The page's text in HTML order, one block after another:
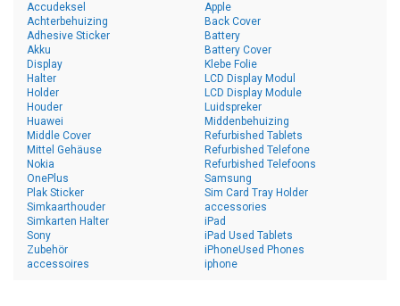
Accudeksel
Achterbehuizing
Adhesive Sticker
Akku
Apple
Back Cover
Battery
Battery Cover
Display
Halter
Holder
Houder
Huawei
Klebe Folie
LCD Display Modul
LCD Display Module
Luidspreker
Middenbehuizing
Middle Cover
Mittel Gehäuse
Nokia
OnePlus
Plak Sticker
Refurbished Tablets
Refurbished Telefone
Refurbished Telefoons
Samsung
Sim Card Tray Holder
Simkaarthouder
Simkarten Halter
Sony
Zubehör
accessoires
accessories
iPad
iPad Used Tablets
iPhoneUsed Phones
iphone